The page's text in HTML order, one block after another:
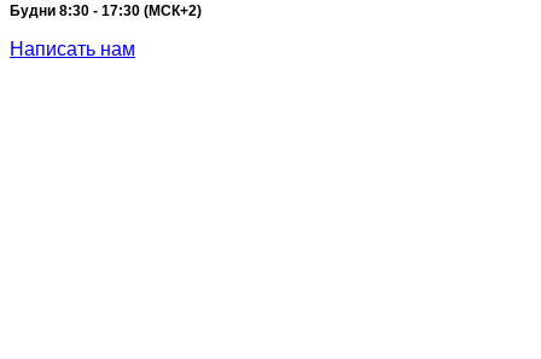
Будни 8:30 - 17:30 (МСК+2)
Написать нам